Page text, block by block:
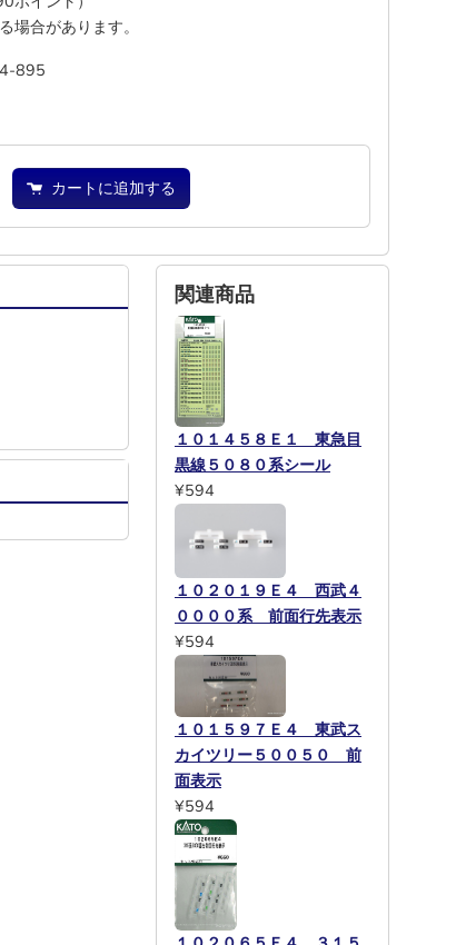
場合があります。
895
カートに追加する
関連商品
１０１４５８Ｅ１ 東急目
黒線５０８０系シール
¥594
１０２０１９Ｅ４ 西武４
００００系 前面行先表示
¥594
１０１５９７Ｅ４ 東武ス
カイツリー５００５０ 前
面表示
¥594